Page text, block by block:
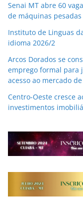
Senai MT abre 60
de máquinas
Instituto de Linguas
idioma 2026/2
Arcos Dorados se
emprego formal para
acesso ao mercado
Centro-Oeste cresce
investimentos